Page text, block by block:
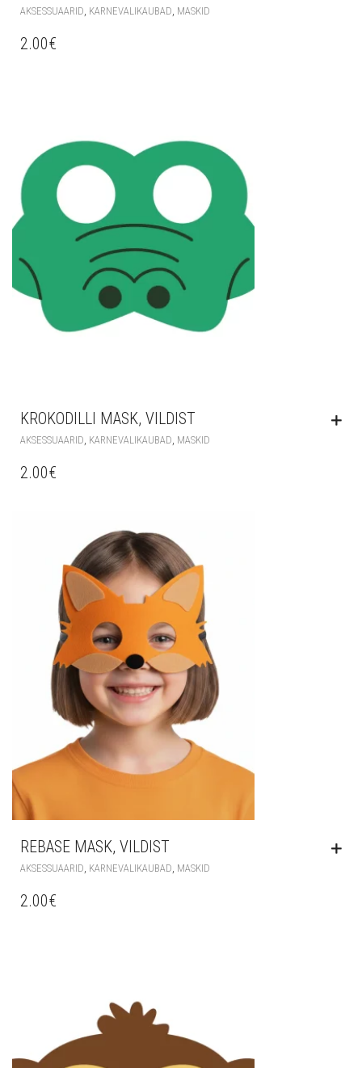
AKSESSUAARID KARNEVALIKAUBAD MASKID
2.00€
KROKODILLI MASK, VILDIST
AKSESSUAARID KARNEVALIKAUBAD MASKID
2.00€
REBASE MASK, VILDIST
AKSESSUAARID, KARNEVALIKAUBAD, MASKID
2.00€